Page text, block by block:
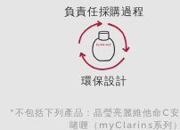
負責任採購過程
環保設計
*不包括下列產品：晶瑩亮麗維他命
啫喱（myClarins系列